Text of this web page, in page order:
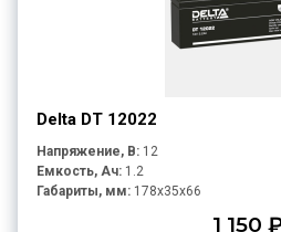
Delta DT 12022
Напряжение, В: 12
Емкость, Ач: 1.2
Габариты, мм: 178x35x66
1 150